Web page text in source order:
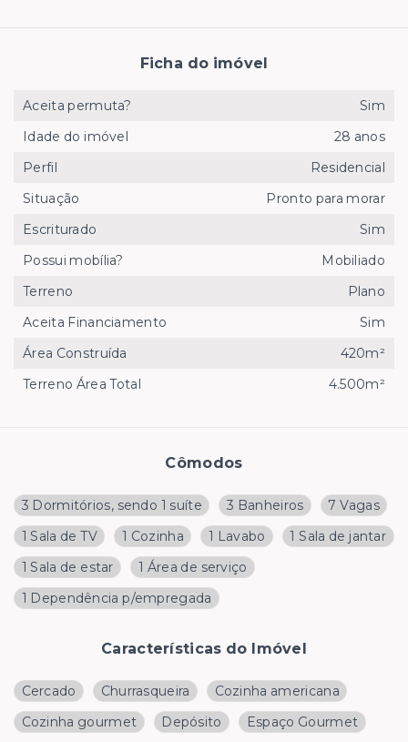
Cômodos
3 Dormitórios, sendo 1 suíte 3 Banheiros
7 Vagas
1 Sala de TV
1 Cozinha 1 Lavabo
1 Sala de jantar
1 Sala de estar
1 Área de serviço
1 Dependência p/empregada
Características do Imóvel
Cercado Churrasqueira
Cozinha americana
Cozinha gourmet
Depósito Espaço Gourmet
Ficha do imóvel
Aceita permuta?
Sim
Idade do imóvel
28 anos
Perfil
Residencial
Situação
Pronto para morar
Escriturado
Sim
Possui mobília?
Mobiliado
Terreno
Plano
Aceita Financiamento
Sim
Área Construída
420m²
Terreno Área Total
4.500m²